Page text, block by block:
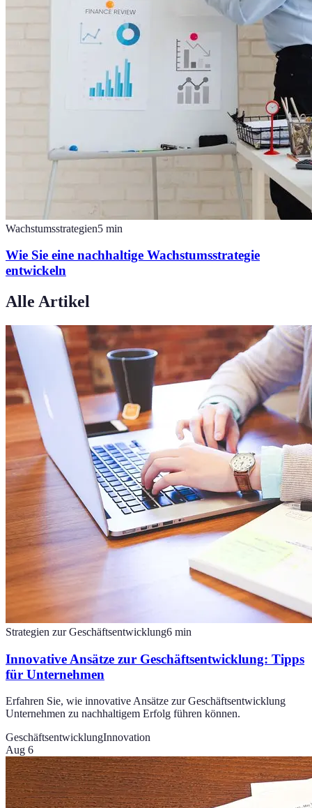
Wachstumsstrategien5 min
Wie Sie eine nachhaltige Wachstumsstrategie
entwickeln
Alle Artikel
Strategien zur Geschäftsentwicklung6 min
Innovative Ansätze zur Geschäftsentwicklung: Tipps
für Unternehmen
Erfahren Sie, wie innovative Ansätze zur Geschäftsentwicklung
Unternehmen zu nachhaltigem Erfolg führen können.
GeschäftsentwicklungInnovation
Aug 6